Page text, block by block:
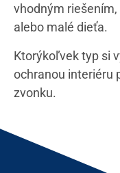
vhodným
alebo malé dieťa.
Ktorýkoľvek typ si
ochranou interiéru
zvonku.